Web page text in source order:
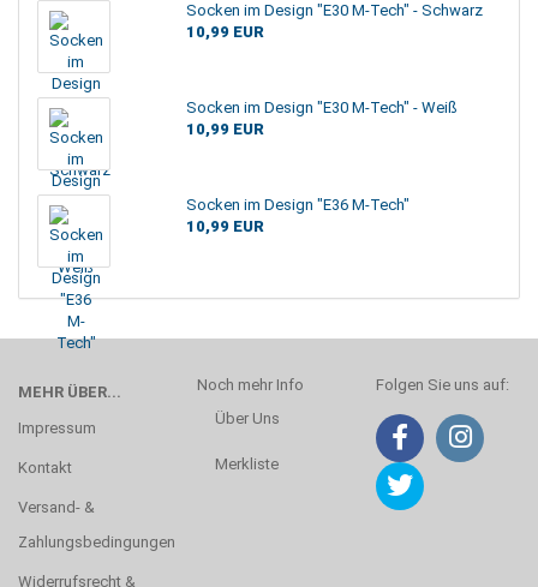
Socken im Design "E30 M-Tech" - Schwarz
10,99 EUR
Socken im Design "E30 M-Tech" - Weiß
10,99 EUR
Socken im Design "E36 M-Tech"
10,99 EUR
MEHR ÜBER...
Impressum
Kontakt
Versand- &
Zahlungsbedingungen
Widerrufsrecht &
Noch mehr Info
Über Uns
Merkliste
Folgen Sie uns auf: